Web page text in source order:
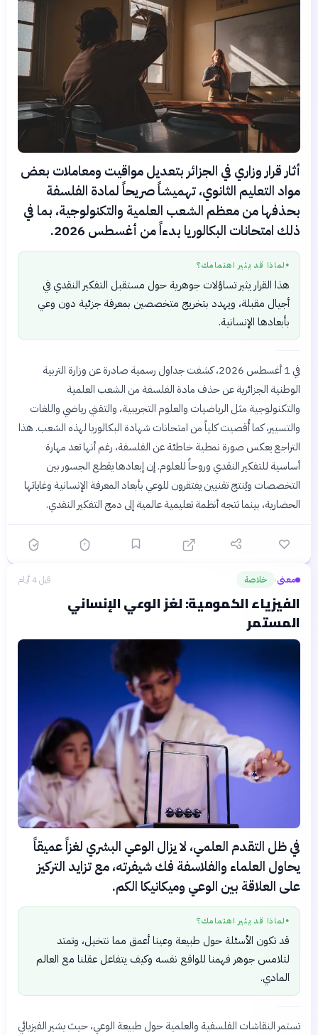
أثار قرار وزاري في الجزائر بتعديل مواقيت ومعاملات بعض
مواد التعليم الثانوي، تهميشاً صريحاً لمادة الفلسفة
بحذفها من معظم الشعب العلمية والتكنولوجية، بما في
ذلك امتحانات البكالوريا بدءاً من أغسطس 2026.
● لماذا قد يثير اهتمامك؟
هذا القرار يثير تساؤلات جوهرية حول مستقبل التفكير النقدي في
أجيال مقبلة، ويهدد بتخريج متخصصين بمعرفة جزئية دون وعي
بأبعادها الإنسانية.
في 1 أغسطس 2026، كشفت جداول رسمية صادرة عن وزارة التربية
الوطنية الجزائرية عن حذف مادة الفلسفة من الشعب العلمية
والتكنولوجية مثل الرياضيات والعلوم التجريبية، والتقني رياضي واللغات
والتسيير، كما أُقصيت كلياً من امتحانات شهادة البكالوريا لهذه الشعب. هذا
التراجع يعكس صورة نمطية خاطئة عن الفلسفة، رغم أنها تعد مهارة
أساسية للتفكير النقدي وروحاً للعلوم. إن إبعادها يقطع الجسور بين
التخصصات ويُنتج تقنيين يفتقرون للوعي بأبعاد المعرفة الإنسانية وغاياتها
الحضارية، بينما تتجه أنظمة تعليمية عالمية إلى دمج التفكير النقدي.
معنى› خلاصة قبل 4 أيام
الفيزياء الكمومية: لغز الوعي الإنساني
المستمر
في ظل التقدم العلمي، لا يزال الوعي البشري لغزاً عميقاً
يحاول العلماء والفلاسفة فك شيفرته، مع تزايد التركيز
على العلاقة بين الوعي وميكانيكا الكم.
● لماذا قد يثير اهتمامك؟
قد تكون الأسئلة حول طبيعة وعينا أعمق مما نتخيل، وتمتد
لتلامس جوهر فهمنا للواقع نفسه وكيف يتفاعل عقلنا مع العالم
المادي.
تستمر النقاشات الفلسفية والعلمية حول طبيعة الوعي، حيث يشير الفيزيائي